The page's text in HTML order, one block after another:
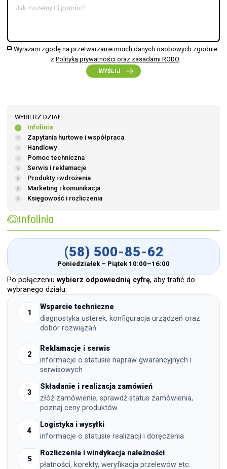
Wyrażam zgodę na przetwarzanie moich danych osobowych zgodnie
zPolityką prywatności oraz zasadami RODO
WYŚLIJ
WYBIERZ DZIAŁ
Infolinia
Zapytania hurtowe i współpraca
Handlowy
Pomoc techniczna
Serwis i reklamacje
Produkty i wdrożenia
Marketing i komunikacja
Księgowość i rozliczenia
Infolinia
(58) 500-85-62
Poniedziałek – Piątek 10:00–16:00
Po połączeniuwybierz odpowiednią cyfrę, aby trafić do
wybranego działu:
1
Wsparcie techniczne
diagnostyka usterek, konfiguracja urządzeń oraz
dobór rozwiązań
2
Reklamacje i serwis
informacje o statusie napraw gwarancyjnych i
serwisowych
3
Składanie i realizacja zamówień
złóż zamówienie, sprawdź status zamówienia,
poznaj ceny produktów
4
Logistyka i wysyłki
informacje o statusie realizacji i doręczenia
5
Rozliczenia i windykacja należności
płatności, korekty, weryfikacja przelewów etc.